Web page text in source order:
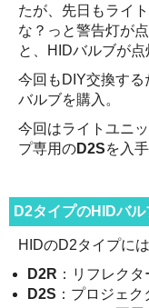
たが、先日もライ
な？っと警告灯が
と、HIDバルブが点
今回もDIY交換す
バルブを購入。
今回はライトユニ
プ専用のD2Sを入
D2タイプのHIDバ
HIDのD2タイプには
D2R ：リフレク
D2S ：プロジェ